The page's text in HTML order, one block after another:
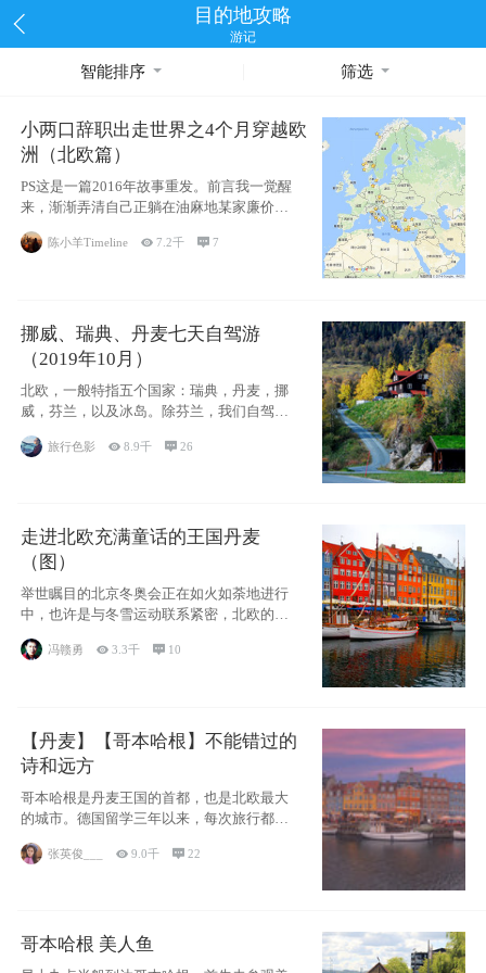
目的地攻略
游记
智能排序 筛选
小两口辞职出走世界之4个月穿越欧
洲（北欧篇）
PS这是一篇2016年故事重发。前言我一觉醒
来，渐渐弄清自己正躺在油麻地某家廉价宾
馆
陈小羊Timeline 7.2千 7
挪威、瑞典、丹麦七天自驾游
（2019年10月）
北欧，一般特指五个国家：瑞典，丹麦，挪
威，芬兰，以及冰岛。除芬兰，我们自驾游
旅行色影 8.9千 26
走进北欧充满童话的王国丹麦
（图）
举世瞩目的北京冬奥会正在如火如荼地进行
中，也许是与冬雪运动联系紧密，北欧的一
些国家因
冯赣勇 3.3千  10
【丹麦】【哥本哈根】不能错过的
诗和远方
哥本哈根是丹麦王国的首都，也是北欧最大
的城市。德国留学三年以来，每次旅行都是
张英俊___ 9.0千 22
哥本哈根 美人鱼